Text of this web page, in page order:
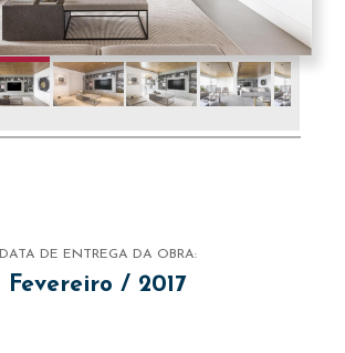
DATA DE ENTREGA DA OBRA:
Fevereiro / 2017